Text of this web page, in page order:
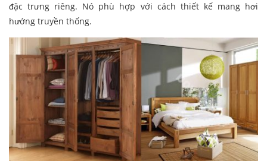
đặc trưng riêng. Nó phù hợp với cách thiết kế mang hơi
hướng truyền thống.